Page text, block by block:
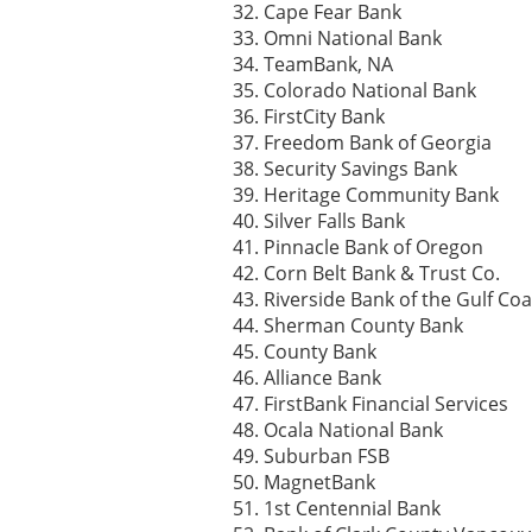
Cape Fear Bank
Omni National Bank
TeamBank, NA
Colorado National Bank
FirstCity Bank
Freedom Bank of Georgia
Security Savings Bank
Heritage Community Bank
Silver Falls Bank
Pinnacle Bank of Oregon
Corn Belt Bank & Trust Co.
Riverside Bank of the Gulf
Sherman County Bank
County Bank
Alliance Bank
FirstBank Financial Services
Ocala National Bank
Suburban FSB
MagnetBank
1st Centennial Bank